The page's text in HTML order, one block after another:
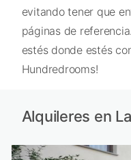
evitando tener que
páginas de
estés donde estés
Hundredrooms!
Alquileres en